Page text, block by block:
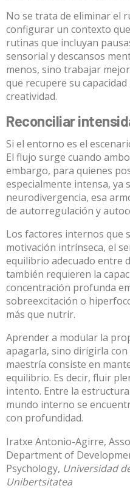
No se trata de eliminar el
configurar un contexto
rutinas que incluyan
sensorial y descansos
menos, sino trabajar
que recupere su
creatividad.
Reconciliar
Si el entorno es el
El flujo surge cuando
embargo, para quienes
especialmente intensa, ya
neurodivergencia, esa
de autorregulación y
Los factores internos que
motivación intrínseca, el
equilibrio adecuado entre
también requieren la
concentración profunda
sobreexcitación o
más que nutrir.
Aprender a modular la
apagarla, sino dirigirla
maestría consiste en
equilibrio. Es decir, fluir
intento. Entre la
mundo interno se
con profundidad.
Iratxe Antonio-Agirre,
Department of
Psychology, Universidad
Unibertsitatea